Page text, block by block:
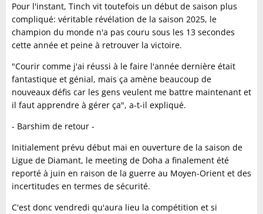
Pour l'instant, Tinch vit toutefois un début de saison plus
compliqué: véritable révélation de la saison 2025, le
champion du monde n'a pas couru sous les 13 secondes
cette année et peine à retrouver la victoire.
"Courir comme j'ai réussi à le faire l'année dernière était
fantastique et génial, mais ça amène beaucoup de
nouveaux défis car les gens veulent me battre maintenant et
il faut apprendre à gérer ça", a-t-il expliqué.
- Barshim de retour -
Initialement prévu début mai en ouverture de la saison de
Ligue de Diamant, le meeting de Doha a finalement été
reporté à juin en raison de la guerre au Moyen-Orient et des
incertitudes en termes de sécurité.
C'est donc vendredi qu'aura lieu la compétition et si